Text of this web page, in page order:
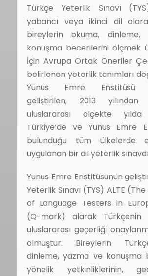
Türkçe Yeterlik Sınavı
yabancı veya ikinci dil
bireylerin okuma,
konuşma becerilerini ölçmek
İçin Avrupa Ortak Öneriler
belirlenen yeterlik tanımları
Yunus Emre Enstitüsü
geliştirilen, 2013
uluslararası ölçekte
Türkiye’de ve Yunus Emre
bulunduğu tüm ülkelerde
uygulanan bir dil yeterlik
Yunus Emre Enstitüsünün
Yeterlik Sınavı (TYS) ALTE
of Language Testers in
(Q-mark) alarak
uluslararası geçerliği
olmuştur. Bireylerin
dinleme, yazma ve konuşma
yönelik yetkinliklerinin,